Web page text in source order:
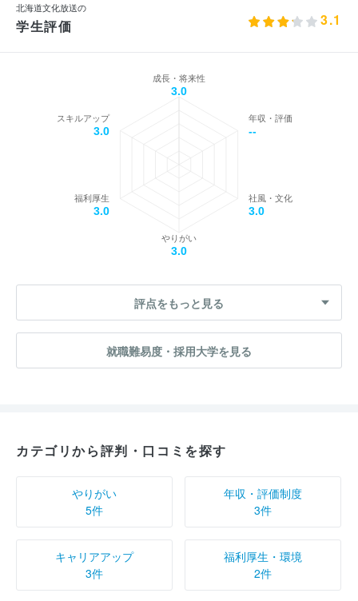
北海道文化放送の
学生評価 3.1
成長・将来性
3.0
年収・評価
--
社風・文化
3.0
やりがい
3.0
福利厚生
3.0
スキルアップ
3.0
評点をもっと見る
就職難易度・採用大学を見る
カテゴリから評判・口コミを探す
やりがい
5件
年収・評価制度
3件
キャリアアップ
3件
福利厚生・環境
2件